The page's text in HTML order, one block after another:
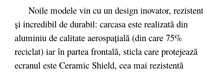
Noile modele vin cu un design inovator, rezistent
și incredibil de durabil: carcasa este realizată din
aluminiu de calitate aerospațială (din care 75%
reciclat) iar în partea frontală, sticla care protejează
ecranul este Ceramic Shield, cea mai rezistentă